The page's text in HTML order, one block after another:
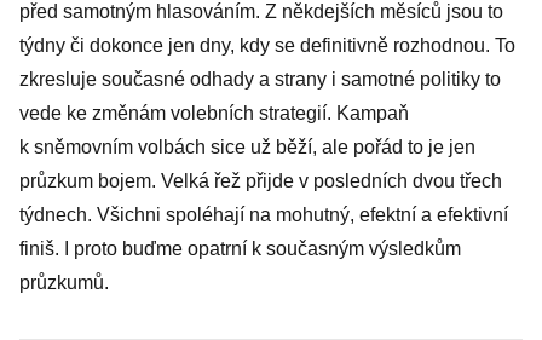
před samotným hlasováním. Z někdejších měsíců jsou to
týdny či dokonce jen dny, kdy se definitivně rozhodnou. To
zkresluje současné odhady a strany i samotné politiky to
vede ke změnám volebních strategií. Kampaň
k sněmovním volbách sice už běží, ale pořád to je jen
průzkum bojem. Velká řež přijde v posledních dvou třech
týdnech. Všichni spoléhají na mohutný, efektní a efektivní
finiš. I proto buďme opatrní k současným výsledkům
průzkumů.